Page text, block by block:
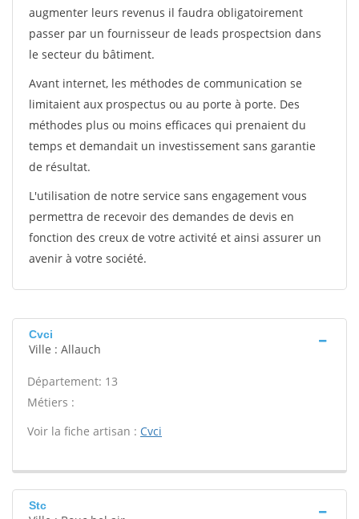
augmenter leurs revenus il faudra obligatoirement
passer par un fournisseur de leads prospectsion dans
le secteur du bâtiment.
Avant internet, les méthodes de communication se
limitaient aux prospectus ou au porte à porte. Des
méthodes plus ou moins efficaces qui prenaient du
temps et demandait un investissement sans garantie
de résultat.
L'utilisation de notre service sans engagement vous
permettra de recevoir des demandes de devis en
fonction des creux de votre activité et ainsi assurer un
avenir à votre société.
Cvci
Ville : Allauch
Département: 13
Métiers :
Voir la fiche artisan : Cvci
Stc